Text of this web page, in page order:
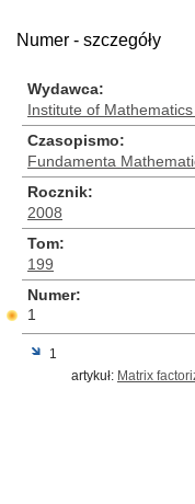
Numer - szczegóły
Wydawca
Institute of
Czasopismo
Fundamenta
Rocznik
2008
Tom
199
Numer
1
1
artykuł: Matrix